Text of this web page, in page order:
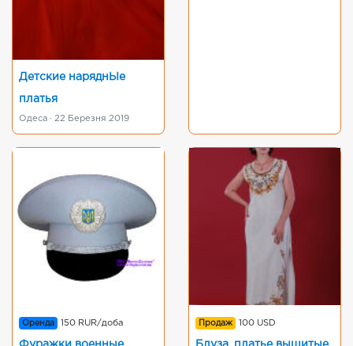
Детские наряднЬІе
платья
Одеса · 22 Березня 2019
Оренда 150 RUR/доба Продаж 100 USD